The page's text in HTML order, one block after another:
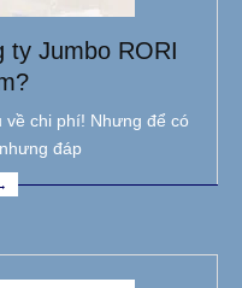
ty Jumbo RORI
về chi phí! Nhưng để có
đáp